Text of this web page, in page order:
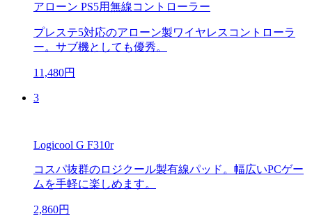
アローン PS5用無線コントローラー
プレステ5対応のアローン製ワイヤレスコントローラ
ー。サブ機としても優秀。
11,480円
3
Logicool G F310r
コスパ抜群のロジクール製有線パッド。幅広いPCゲー
ムを手軽に楽しめます。
2,860円